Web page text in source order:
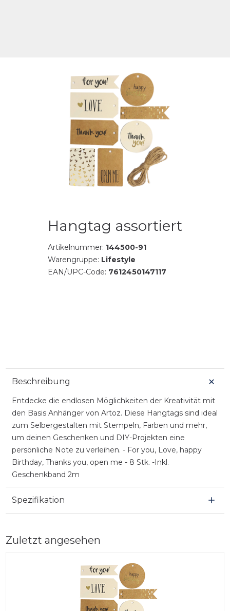
Hangtag assortiert
Artikelnummer: 144500-91
Warengruppe: Lifestyle
EAN/UPC-Code: 7612450147117
Beschreibung
Entdecke die endlosen Möglichkeiten der Kreativität mit
den Basis Anhänger von Artoz. Diese Hangtags sind ideal
zum Selbergestalten mit Stempeln, Farben und mehr,
um deinen Geschenken und DIY-Projekten eine
persönliche Note zu verleihen. - For you, Love, happy
Birthday, Thanks you, open me - 8 Stk. -Inkl.
Geschenkband 2m
Spezifikation
Zuletzt angesehen